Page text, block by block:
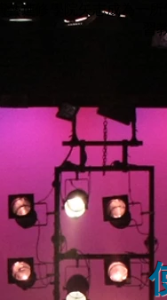
藝進修學院矢志成為一
習